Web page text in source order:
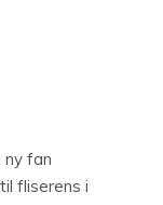
ny fan
fliserens i